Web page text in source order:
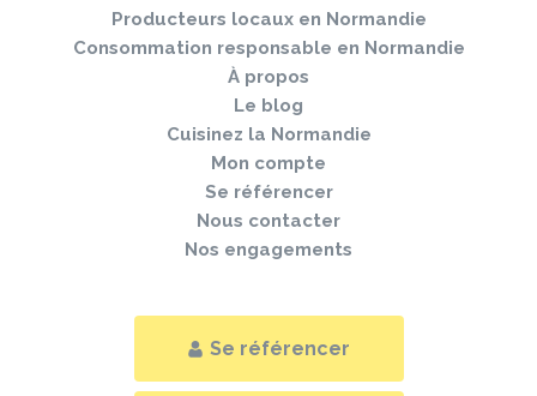
Producteurs locaux en Normandie
Consommation responsable en Normandie
À propos
Le blog
Cuisinez la Normandie
Mon compte
Se référencer
Nous contacter
Nos engagements
Se référencer